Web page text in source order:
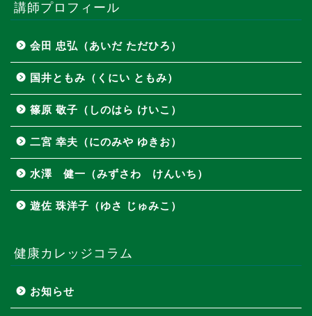
講師プロフィール
会田 忠弘（あいだ ただひろ）
国井ともみ（くにい ともみ）
篠原 敬子（しのはら けいこ）
二宮 幸夫（にのみや ゆきお）
水澤 健一（みずさわ けんいち）
遊佐 珠洋子（ゆさ じゅみこ）
健康カレッジコラム
お知らせ